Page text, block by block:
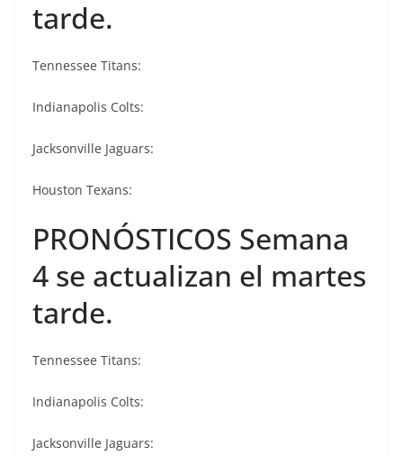
tarde.
Tennessee Titans:
Indianapolis Colts:
Jacksonville Jaguars:
Houston Texans:
PRONÓSTICOS Semana
4 se actualizan el martes
tarde.
Tennessee Titans:
Indianapolis Colts:
Jacksonville Jaguars: